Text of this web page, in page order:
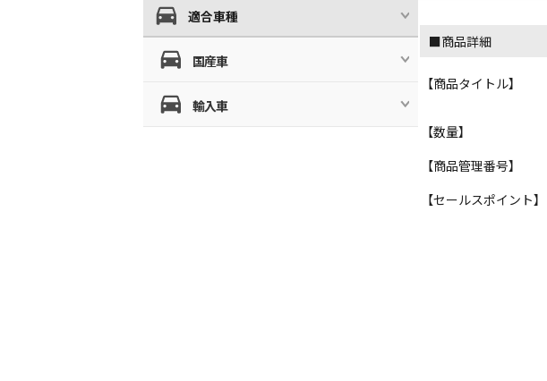
■商品詳細
【商品タイトル】
【数量】
【商品管理番号】
【セールスポイント】
適合車種
国産車
輸入車